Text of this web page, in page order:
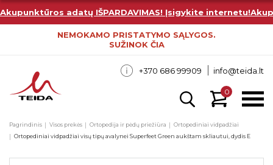
Akupunktūros adatų IŠPARDAVIMAS! Įsigykite internetu!
NEMOKAMO PRISTATYMO SĄLYGOS.
SUŽINOK ČIA
0
+370 686 99909 info@teida.lt
Pagrindinis Visos prekės Ortopedija ir pėdų priežiūra
Ortopediniai vidpadžiai
Ortopediniai vidpadžiai visų tipų avalynei Superfeet Green aukštam skliautui, dydis E